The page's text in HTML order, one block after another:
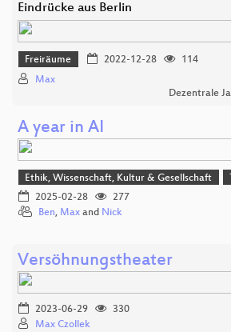
Eindrücke aus Berlin
Freiräume 2022-12-28
114
Max
Dezentrale
A year in AI
Ethik, Wissenschaft, Kultur & Gesellschaft
2025-02-28
277
Ben, Max and Nick
Versöhnungstheater
2023-06-29
330
Max Czollek